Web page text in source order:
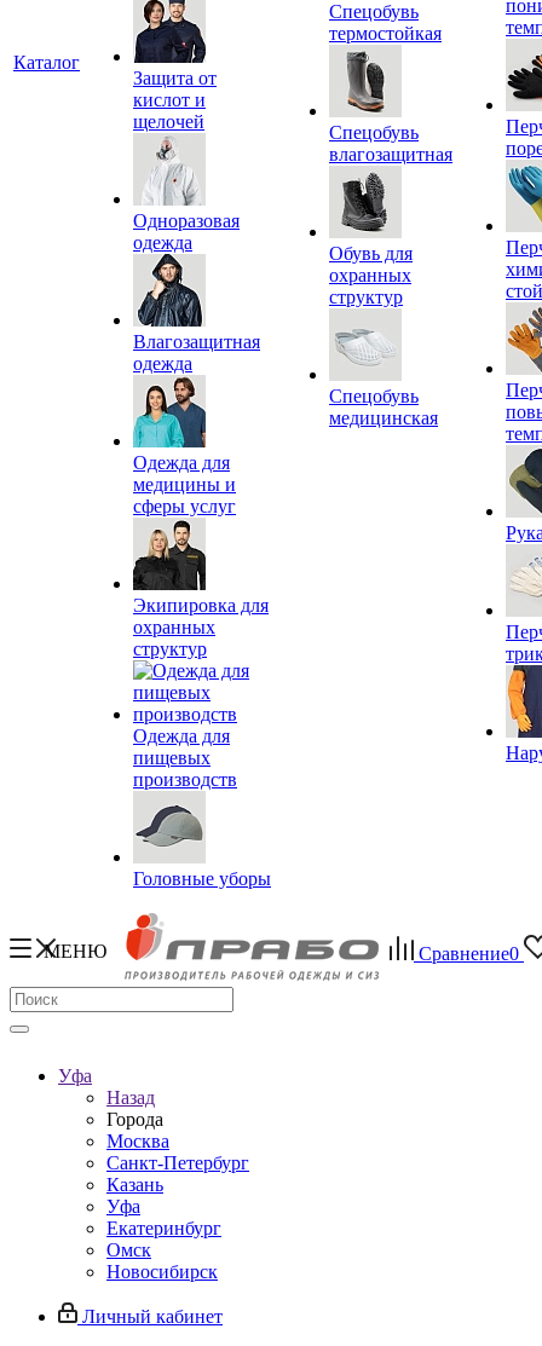
Каталог
Защита от
кислот и
щелочей
Одноразовая
одежда
Влагозащитная
одежда
Одежда для
медицины и
сферы услуг
Экипировка для
охранных
структур
Одежда для
пищевых
производств
Головные уборы
Спецобувь
термостойкая
Спецобувь
влагозащитная
Обувь для
охранных
структур
Спецобувь
медицинская
МЕНЮ Сравнение0
Уфа
Назад
Города
Москва
Санкт-Петербург
Казань
Уфа
Екатеринбург
Омск
Новосибирск
Личный кабинет